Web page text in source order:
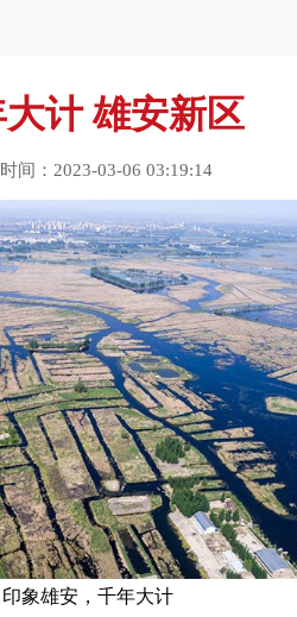
计 雄安新区
间：2023-03-06 03:19:14
印象雄安，千年大计